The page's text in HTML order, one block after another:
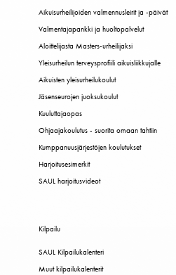
Aikuisurheilijoiden valmennusleirit ja -päivät
Valmentajapankki ja huoltopalvelut
Aloittelijasta Masters-urheilijaksi
Yleisurheilun terveysprofiili aikuisliikkujalle
Aikuisten yleisurheilukoulut
Jäsenseurojen juoksukoulut
Kuuluttajaopas
Ohjaajakoulutus - suorita omaan tahtiin
Kumppanuusjärjestöjen koulutukset
Harjoitusesimerkit
SAUL harjoitusvideot
Kilpailu
SAUL Kilpailukalenteri
Muut kilpailukalenterit